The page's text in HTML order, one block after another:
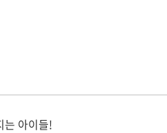
는 아이들!